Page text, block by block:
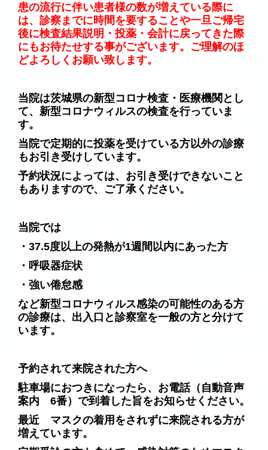
患の流行に伴い患者様の数が増えている際に
は、診察までに時間を要することや一旦ご帰宅
後に検査結果説明・投薬・会計に戻ってきた際
にもお待たせする事がございます。ご理解のほ
どよろしくお願い致します。
当院は茨城県の新型コロナ検査・医療機関とし
て、新型コロナウィルスの検査を行っていま
す。
当院で定期的に投薬を受けている方以外の診療
もお引き受けしています。
予約状況によっては、お引き受けできないこと
もありますので、ご了承ください。
当院では
・37.5度以上の発熱が1週間以内にあった方
・呼吸器症状
・強い倦怠感
など新型コロナウィルス感染の可能性のある方
の診療は、 出入口と診察室を一般の方と分けて
います。
予約されて来院された方へ
駐車場におつきになったら、お電話（自動音声
案内 6番）で到着した旨をお知らせください。
最近 マスクの着用をされずに来院される方が
増えています。